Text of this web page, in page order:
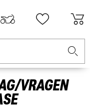
VRAGEN